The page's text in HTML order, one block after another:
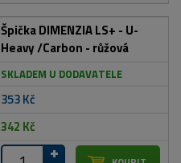
Špička DIMENZIA LS+ - U-
Heavy /Carbon - růžová
SKLADEM U DODAVATELE
353 Kč
342 Kč